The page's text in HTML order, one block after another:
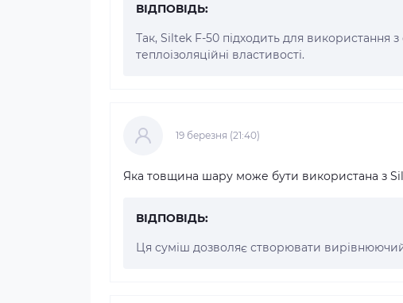
ВІДПОВІДЬ:
Так, Siltek F-50 підходить для використання
теплоізоляційні властивості.
19 березня (21:40)
Яка товщина шару може бути використана з
ВІДПОВІДЬ:
Ця суміш дозволяє створювати